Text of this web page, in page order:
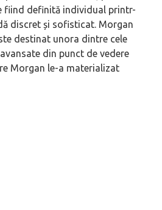
fiind definită individual printr-
discret și sofisticat. Morgan
destinat unora dintre cele
din punct de vedere
Morgan le-a materializat